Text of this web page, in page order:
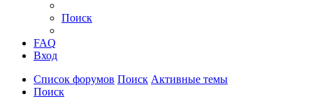
Поиск
FAQ
Вход
Список форумов Поиск Активные темы
Поиск